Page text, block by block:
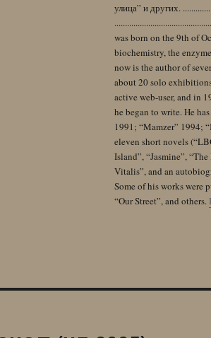
улица” и других.
was born on the 9th of
biochemistry, the
now is the author of
about 20 solo
active web-user, and in
he began to write. He
1991; “Mamzer” 1994;
eleven short novels
Island”, “Jasmine”,
Vitalis”, and an
Some of his works were
“Our Street”, and others.